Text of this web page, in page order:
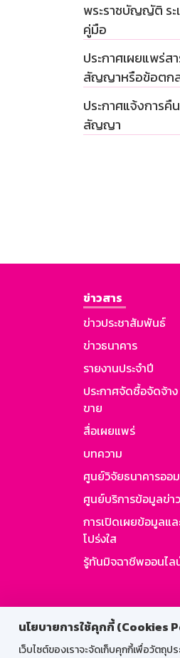
นโยบายการใช้คุกกี้ (Cookies
เว็บไซต์ของเราจะจัดเก็บคุกกี้เพื่อวัตถุ
พระราชบัญญัติ ระ
คู่มือ
ประกาศเผยแพร่ส
สัญญาหรือข้อตก
ประกาศแจ้งการคื
สัญญา
ข่าวสาร
ข่าวประชาสัมพันธ์
ข่าวธนาคาร
รายงานประจำปี
ประกาศจัดซื้อจัดจ้า
ขาย
สื่อเผยแพร่
บทความ
ศูนย์วิจัยธนาคารออ
ศูนย์บริการข้อมูลข่า
การเปิดเผยข้อมูลแล
โปร่งใส
รู้ทันมิจฉาชีพออนไล